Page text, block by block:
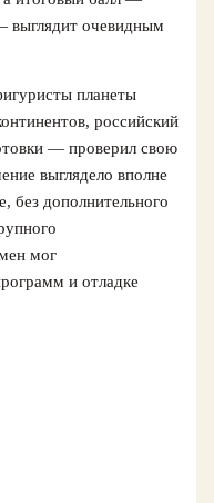
очевидным
планеты
российский
— проверил свою
выглядело вполне
без дополнительного
мог
и отладке